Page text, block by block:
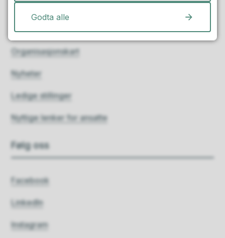
Vakttelefon
Finn ansatte
Organisasjonskart
Nyheter
Ledige stillinger
Nyttige lenker for ansatte
Følg oss
Facebook
LinkedIn
Instagram
Godta alle